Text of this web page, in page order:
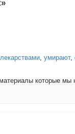
лекарствами, умирают,
которые мы